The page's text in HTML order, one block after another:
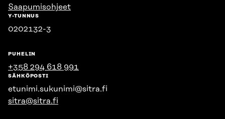
Saapumisohjeet
Y-TUNNUS
0202132-3
PUHELIN
+358 294 618 991
SÄHKÖPOSTI
etunimi.sukunimi@sitra.fi
sitra@sitra.fi